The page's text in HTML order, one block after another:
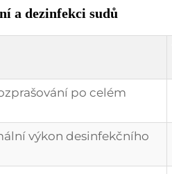
a dezinfekci sudů
po celém
výkon desinfekčního